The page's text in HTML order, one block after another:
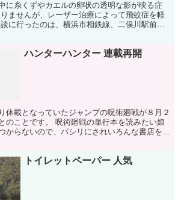
に糸くずやカエルの卵状の透明な影が映る症
ませんが、レーザー治療によって飛蚊症を軽
に行ったのは、横浜市相鉄線、二俣川駅前の
ハンターハンター 連載再開
休載となっていたジャンプの呪術廻戦が８月２
のことです。 呪術廻戦の単行本を読みたい娘
からないので、パシリにされいろんな書店を回
トイレットペーパー 人気